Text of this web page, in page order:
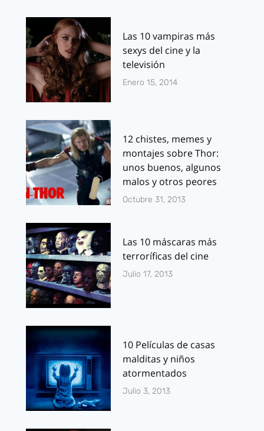
Las 10 vampiras más
sexys del cine y la
televisión
Enero 15, 2014
12 chistes, memes y
montajes sobre Thor:
unos buenos, algunos
malos y otros peores
Octubre 31, 2013
Las 10 máscaras más
terroríficas del cine
Julio 17, 2013
10 Películas de casas
malditas y niños
atormentados
Julio 3, 2013